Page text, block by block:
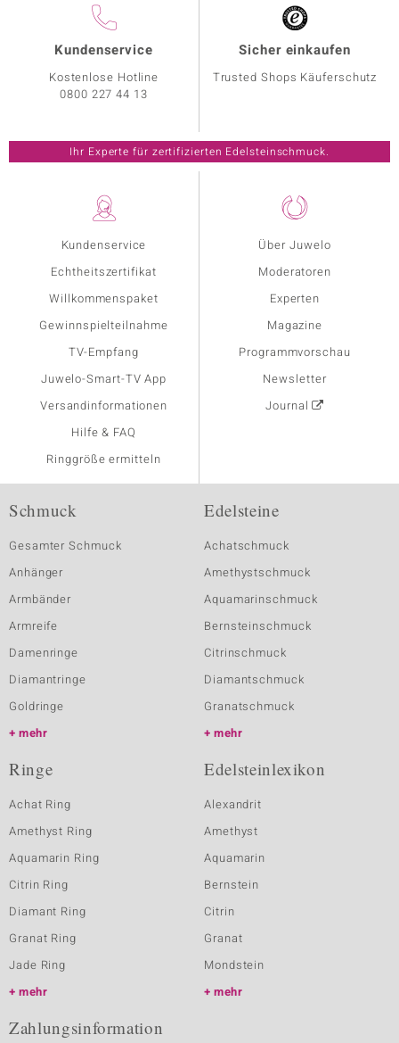
Kundenservice
Echtheitszertifikat
Willkommenspaket
Gewinnspielteilnahme
TV-Empfang
Juwelo-Smart-TV App
Versandinformationen
Hilfe & FAQ
Ringgröße ermitteln
Über Juwelo
Moderatoren
Experten
Magazine
Programmvorschau
Newsletter
Journal
Kundenservice
Kostenlose Hotline
0800 227 44 13
Sicher einkaufen
Trusted Shops Käuferschutz
Ihr Experte für zertifizierten Edelsteinschmuck.
Schmuck
Gesamter Schmuck
Anhänger
Armbänder
Armreife
Damenringe
Diamantringe
Goldringe
mehr
Edelsteine
Achatschmuck
Amethystschmuck
Aquamarinschmuck
Bernsteinschmuck
Citrinschmuck
Diamantschmuck
Granatschmuck
mehr
Ringe
Achat Ring
Amethyst Ring
Aquamarin Ring
Citrin Ring
Diamant Ring
Granat Ring
Jade Ring
mehr
Edelsteinlexikon
Alexandrit
Amethyst
Aquamarin
Bernstein
Citrin
Granat
Mondstein
mehr
Zahlungsinformation